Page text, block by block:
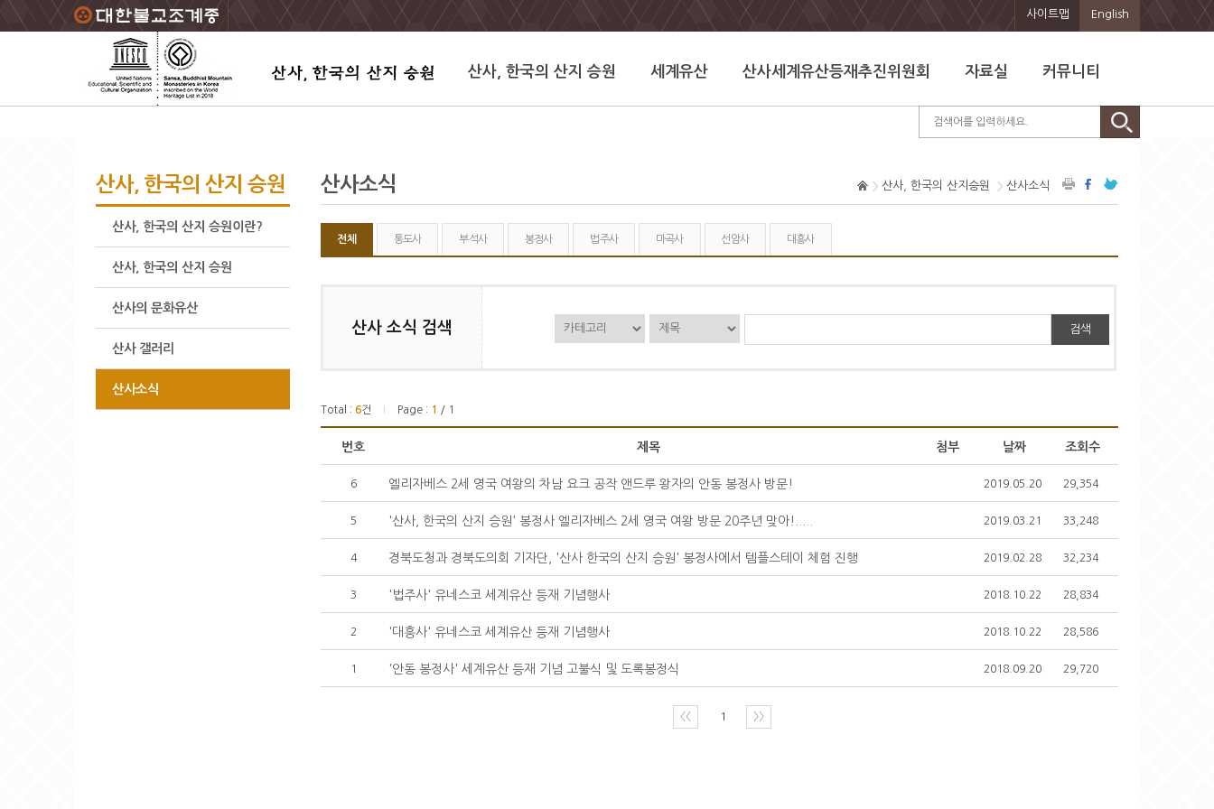
주요메뉴 바로가기
본문 바로가기
하단메뉴 바로가기 사이트맵 English
산사, 한국의 산지 승원 세계유산 산사세계유산등재추진위원회 자료실 커뮤니티
산사, 한국의 산지 승원
산사, 한국의 산지 승원이란?
산사, 한국의 산지 승원
산사의 문화유산
산사 갤러리
산사소식
산사소식 산사, 한국의 산지승원 산사소식
전체 통도사 부석사 봉정사 법주사 마곡사 선암사 대흥사
산사 소식 검색 검색
Total : 6건 Page : 1 / 1
번호 제목 첨부 날짜 조회수
6 엘리자베스 2세 영국 여왕의 차남 요크 공작 앤드루 왕자의 안동 봉정사 방문! 2019.05.20 29,354
5 '산사, 한국의 산지 승원' 봉정사 엘리자베스 2세 영국 여왕 방문 20주년 맞아!..... 2019.03.21 33,248
4 경북도청과 경북도의회 기자단, '산사 한국의 산지 승원' 봉정사에서 템플스테이 체험 진행 2019.02.28 32,234
3 '법주사' 유네스코 세계유산 등재 기념행사 2018.10.22 28,834
2 '대흥사' 유네스코 세계유산 등재 기념행사 2018.10.22 28,586
1 '안동 봉정사' 세계유산 등재 기념 고불식 및 도록봉정식 2018.09.20 29,720
〈〈 1 〉〉